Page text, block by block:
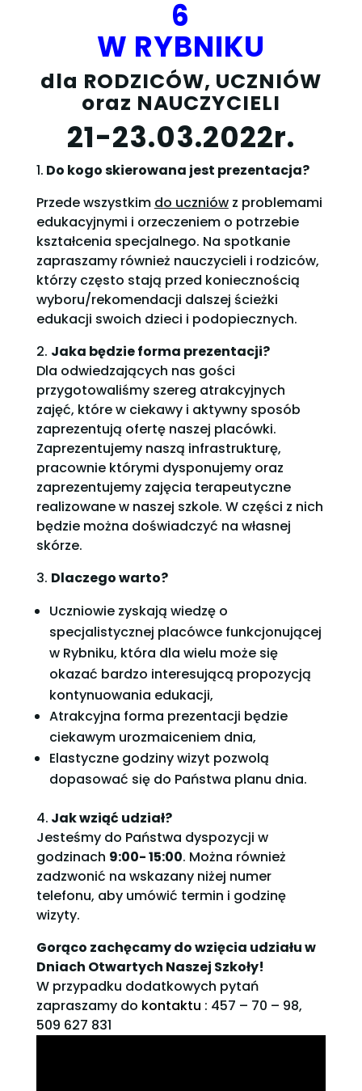
6
W RYBNIKU
dla RODZICÓW, UCZNIÓW
oraz NAUCZYCIELI
21-23.03.2022r.
1. Do kogo skierowana jest prezentacja?
Przede wszystkim do uczniówz problemami
edukacyjnymi i orzeczeniem o potrzebie
kształcenia specjalnego. Na spotkanie
zapraszamy również nauczycieli i rodziców,
którzy często stają przed koniecznością
wyboru/rekomendacji dalszej ścieżki
edukacji swoich dzieci i podopiecznych.
2. Jaka będzie forma prezentacji?
Dla odwiedzających nas gości
przygotowaliśmy szereg atrakcyjnych
zajęć, które w ciekawy i aktywny sposób
zaprezentują ofertę naszej placówki.
Zaprezentujemy naszą infrastrukturę,
pracownie którymi dysponujemy oraz
zaprezentujemy zajęcia terapeutyczne
realizowane w naszej szkole. W części z nich
będzie można doświadczyć na własnej
skórze.
3. Dlaczego warto?
Uczniowie zyskają wiedzę o
specjalistycznej placówce funkcjonującej
w Rybniku, która dla wielu może się
okazać bardzo interesującą propozycją
kontynuowania edukacji,
Atrakcyjna forma prezentacji będzie
ciekawym urozmaiceniem dnia,
Elastyczne godziny wizyt pozwolą
dopasować się do Państwa planu dnia.
4. Jak wziąć udział?
Jesteśmy do Państwa dyspozycji w
godzinach 9:00- 15:00. Można również
zadzwonić na wskazany niżej numer
telefonu, aby umówić termin i godzinę
wizyty.
Gorąco zachęcamy do wzięcia udziału w
Dniach Otwartych Naszej Szkoły!
W przypadku dodatkowych pytań
zapraszamy do kontaktu : 457 – 70 – 98,
509 627 831